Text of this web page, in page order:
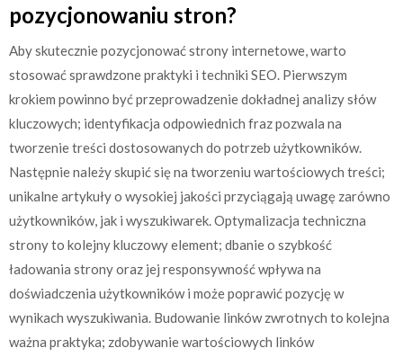
pozycjonowaniu stron?
Aby skutecznie pozycjonować strony internetowe, warto
stosować sprawdzone praktyki i techniki SEO. Pierwszym
krokiem powinno być przeprowadzenie dokładnej analizy słów
kluczowych; identyfikacja odpowiednich fraz pozwala na
tworzenie treści dostosowanych do potrzeb użytkowników.
Następnie należy skupić się na tworzeniu wartościowych treści;
unikalne artykuły o wysokiej jakości przyciągają uwagę zarówno
użytkowników, jak i wyszukiwarek. Optymalizacja techniczna
strony to kolejny kluczowy element; dbanie o szybkość
ładowania strony oraz jej responsywność wpływa na
doświadczenia użytkowników i może poprawić pozycję w
wynikach wyszukiwania. Budowanie linków zwrotnych to kolejna
ważna praktyka; zdobywanie wartościowych linków